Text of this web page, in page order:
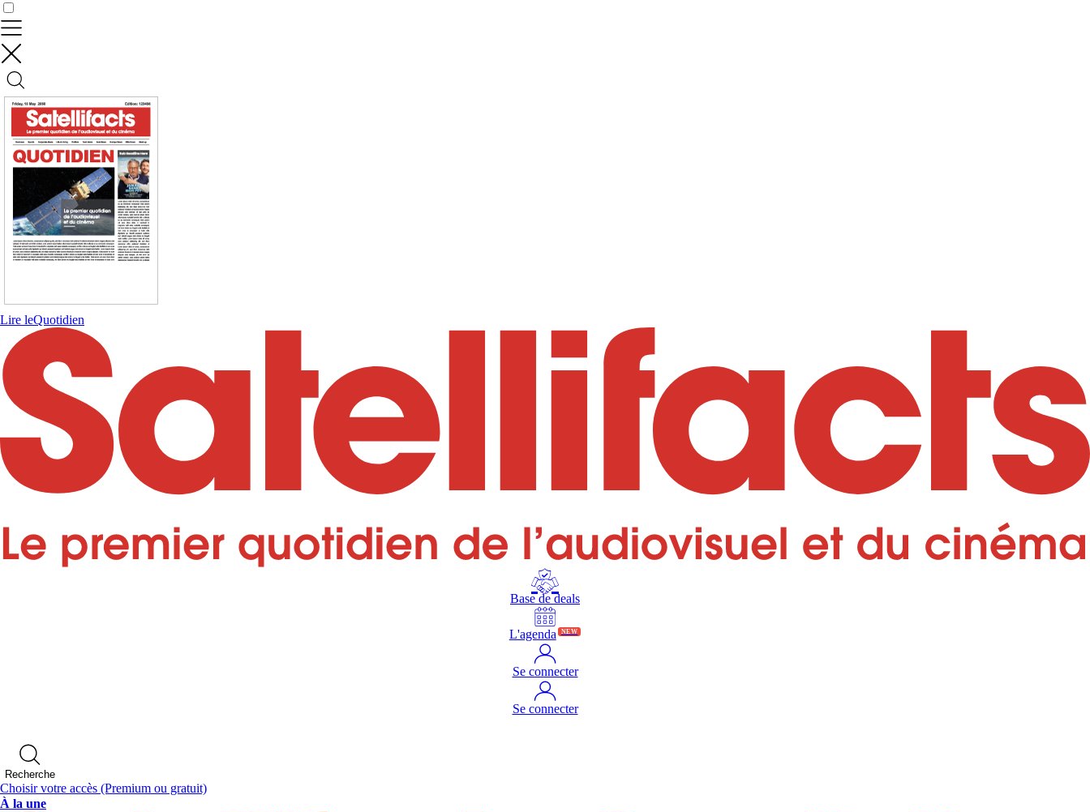
Lire leQuotidien
Base de deals
L'agenda NEW
Se connecter
Se connecter
Recherche
Choisir votre accès (Premium ou gratuit)
À la une
Contrôler vos données